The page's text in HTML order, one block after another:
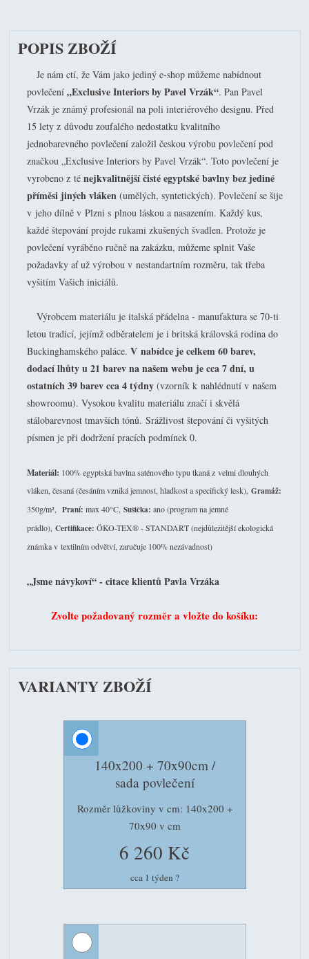
POPIS ZBOŽÍ
Je nám ctí, že Vám jako jediný e-shop můžeme nabídnout
povlečení„Exclusive Interiors by Pavel Vrzák“. Pan Pavel
Vrzák je známý profesionál na poli interiérového designu. Před
15 lety z důvodu zoufalého nedostatku kvalitního
jednobarevného povlečení založil českou výrobu povlečení pod
značkou „Exclusive Interiors by Pavel Vrzák“. Toto povlečení je
vyrobeno z té nejkvalitnější čisté egyptské bavlny bez jediné
příměsi jiných vláken (umělých, syntetických). Povlečení se šije
v jeho dílně v Plzni s plnou láskou a nasazením. Každý kus,
každé štepování projde rukami zkušených švadlen. Protože je
povlečení vyráběno ručně na zakázku, můžeme splnit Vaše
požadavky ať už výrobou v nestandartním rozměru, tak třeba
vyšitím Vašich iniciálů.
Výrobcem materiálu je italská přádelna - manufaktura se 70-ti
letou tradicí, jejímž odběratelem je i britská královská rodina do
Buckinghamského paláce. V nabídce je celkem 60 barev,
dodací lhůty u 21 barev na našem webu je cca 7 dní, u
ostatních 39 barev cca 4 týdny(vzorník k nahlédnutí v našem
showroomu). Vysokou kvalitu materiálu značí i skvělá
stálobarevnost tmavších tónů. Srážlivost štepování či vyšitých
písmen je při dodržení pracích podmínek 0.
Materiál: 100% egyptská bavlna saténového typu tkaná z velmi dlouhých
vláken, česaná (česáním vzniká jemnost, hladkost a specifický lesk), Gramáž:
350g/m², Praní: max 40°C, Sušička: ano (program na jemné
prádlo), Certifikace: ÖKO-TEX® - STANDART (nejdůležitější ekologická
známka v textilním odvětví, zaručuje 100% nezávadnost)
„Jsme návykoví“ - citace klientů Pavla Vrzáka
Zvolte požadovaný rozměr a vložte do košíku:
VARIANTY ZBOŽÍ
140x200 + 70x90cm /
sada povlečení
Rozměr lůžkoviny v cm: 140x200 +
70x90 v cm
6 260 Kč
cca 1 týden ?